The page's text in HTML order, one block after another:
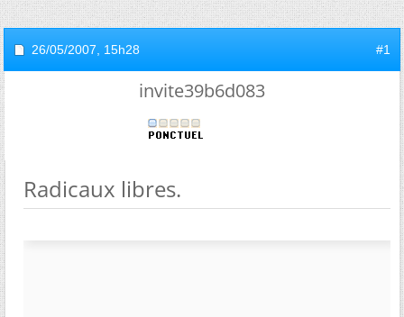
26/05/2007, 15h28 #1
invite39b6d083
Radicaux libres.